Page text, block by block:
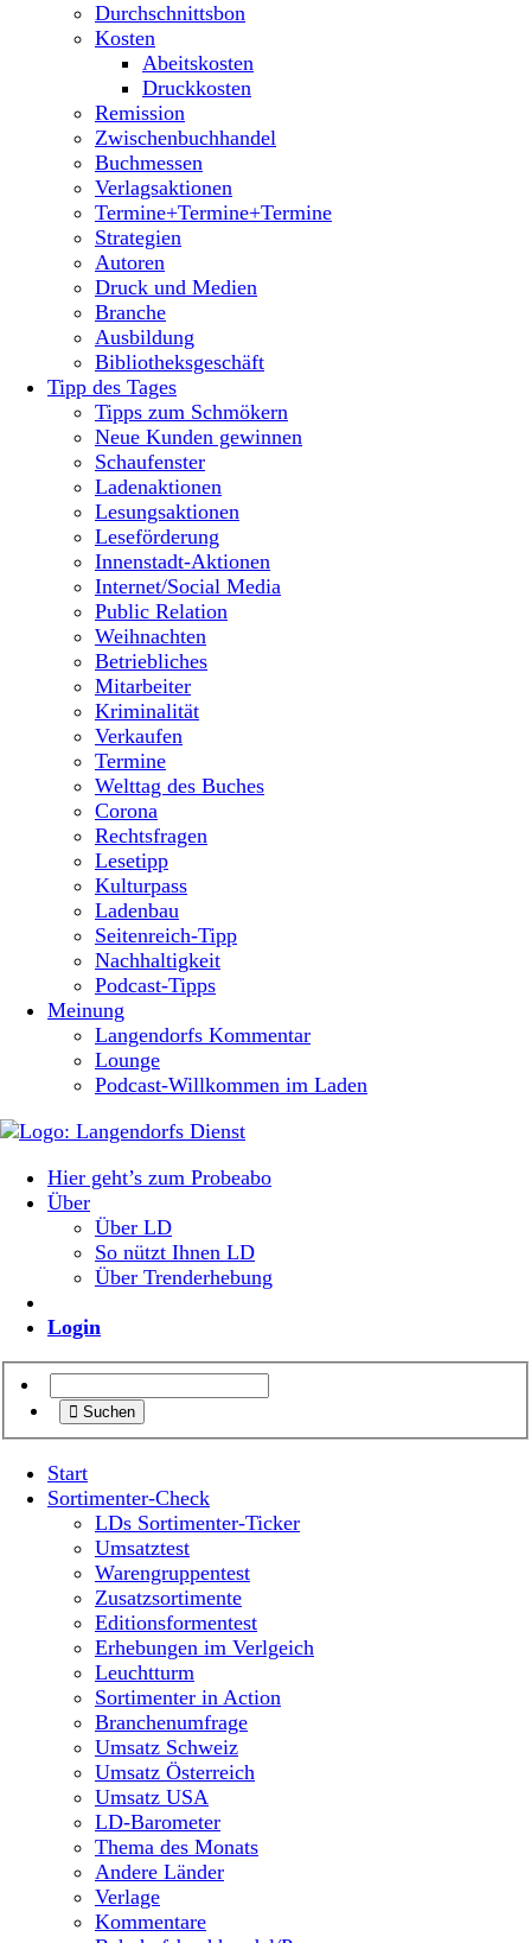
Durchschnittsbon
Kosten
Abeitskosten
Druckkosten
Remission
Zwischenbuchhandel
Buchmessen
Verlagsaktionen
Termine+Termine+Termine
Strategien
Autoren
Druck und Medien
Branche
Ausbildung
Bibliotheksgeschäft
Tipp des Tages
Tipps zum Schmökern
Neue Kunden gewinnen
Schaufenster
Ladenaktionen
Lesungsaktionen
Leseförderung
Innenstadt-Aktionen
Internet/Social Media
Public Relation
Weihnachten
Betriebliches
Mitarbeiter
Kriminalität
Verkaufen
Termine
Welttag des Buches
Corona
Rechtsfragen
Lesetipp
Kulturpass
Ladenbau
Seitenreich-Tipp
Nachhaltigkeit
Podcast-Tipps
Meinung
Langendorfs Kommentar
Lounge
Podcast-Willkommen im Laden
Hier geht’s zum Probeabo
Über
Über LD
So nützt Ihnen LD
Über Trenderhebung
Login
Suchen
Start
Sortimenter-Check
LDs Sortimenter-Ticker
Umsatztest
Warengruppentest
Zusatzsortimente
Editionsformentest
Erhebungen im Verlgeich
Leuchtturm
Sortimenter in Action
Branchenumfrage
Umsatz Schweiz
Umsatz Österreich
Umsatz USA
LD-Barometer
Thema des Monats
Andere Länder
Verlage
Kommentare